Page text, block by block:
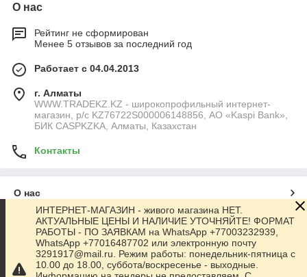
О нас
Рейтинг не сформирован
Менее 5 отзывов за последний год
Работает с 04.04.2013
г. Алматы
WWW.TRADEKZ.KZ - широкопрофильный интернет-
магазин, р/с KZ76722S000006148856, АО «Kaspi Bank»,
БИК CASPKZKA, Алматы, Казахстан
Контакты
О нас
Контакты
Доставка и оплата
ИНТЕРНЕТ-МАГАЗИН - живого магазина НЕТ.
АКТУАЛЬНЫЕ ЦЕНЫ И НАЛИЧИЕ УТОЧНЯЙТЕ! ФОРМАТ
РАБОТЫ - ПО ЗАЯВКАМ на WhatsApp +77003232939,
WhatsApp +77016487702 или электронную почту
3291917@mail.ru. Режим работы: понедельник-пятница с
10.00 до 18.00, суббота/воскресенье - выходные.